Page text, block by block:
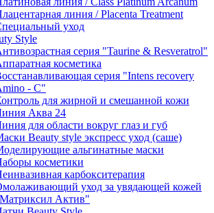
линия / Placenta Treatment
уход
Style
серия "Taurine & Resveratrol"
косметика
серия "Intens recovery
- C"
для жирной и смешанной кожи
Аква 24
для области вокруг глаз и губ
Beauty style экспресс уход (саше)
альгинатные маски
косметики
карбокситерапия
уход за увядающей кожей
Актив"